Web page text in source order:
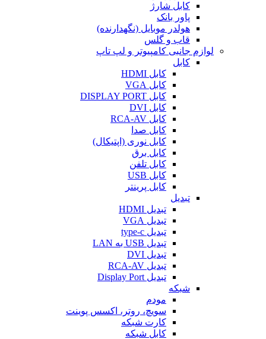
کابل شارژ
پاور بانک
هولدر موبایل (نگهدارنده)
قاب و گلس
لوازم جانبی کامپیوتر و لپ تاپ
کابل
کابل HDMI
کابل VGA
کابل DISPLAY PORT
کابل DVI
کابل RCA-AV
کابل صدا
کابل نوری (اپتیکال)
کابل برق
کابل تلفن
کابل USB
کابل پرینتر
تبدیل
تبدیل HDMI
تبدیل VGA
تبدیل type-c
تبدیل USB به LAN
تبدیل DVI
تبدیل RCA-AV
تبدیل Display Port
شبکه
مودم
سویچ، روتر، اکسس پوینت
کارت شبکه
کابل شبکه